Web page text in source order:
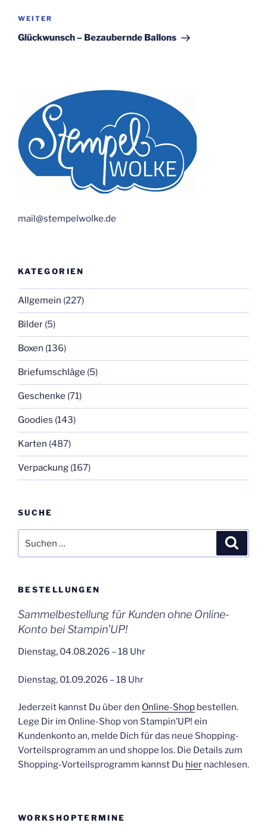
Nächster
Beitrag
WEITER
Glückwunsch – Bezaubernde Ballons
mail@stempelwolke.de
KATEGORIEN
Allgemein (227)
Bilder (5)
Boxen (136)
Briefumschläge (5)
Geschenke (71)
Goodies (143)
Karten (487)
Verpackung (167)
SUCHE
nach:
BESTELLUNGEN
Sammelbestellung für Kunden ohne Online-
Konto bei Stampin’UP!
Dienstag, 04.08.2026 – 18 Uhr
Dienstag, 01.09.2026 – 18 Uhr
Jederzeit kannst Du über den Online-Shop bestellen.
Lege Dir im Online-Shop von Stampin’UP! ein
Kundenkonto an, melde Dich für das neue Shopping-
Vorteilsprogramm an und shoppe los. Die Details zum
Shopping-Vorteilsprogramm kannst Du hier nachlesen.
WORKSHOPTERMINE